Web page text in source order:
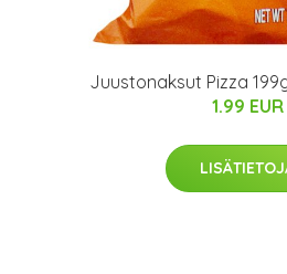
Juustonaksut Pizza
1.99 EUR